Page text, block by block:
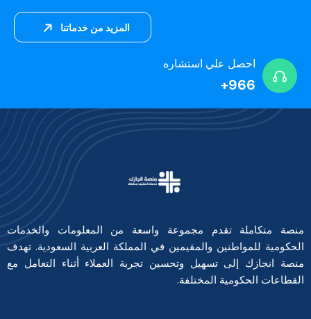
المزيد من خدماتنا
احصل علي استشاره
966+
منصة متكاملة تقدم مجموعة واسعة من المعلومات والخدمات
الحكومية للمواطنين والمقيمين في المملكة العربية السعودية. تهدف
منصة انجازك إلى تسهيل وتحسين تجربة العملاء أثناء التعامل مع
القطاعات الحكومية المختلفة.